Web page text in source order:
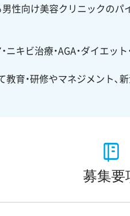
男性向け美容クリニックの
ニキビ治療・AGA・ダイエ
育・研修やマネジメント、
募集要